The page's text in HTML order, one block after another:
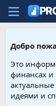
Добро
Это
финансах и
идеями и